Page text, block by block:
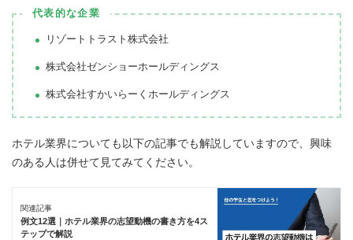
代表的な企業
リゾートトラスト株式会社
株式会社ゼンショーホールディングス
株式会社すかいらーくホールディングス
ホテル業界についても以下の記事でも解説していますので、興味
のある人は併せて見てみてください。
関連記事
例文12選｜ホテル業界の志望動機の書き方を4ス
テップで解説